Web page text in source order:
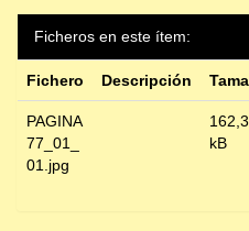
Ficheros en este ítem:
Fichero Descripción
PAGINA
77_01_
01.jpg
kB